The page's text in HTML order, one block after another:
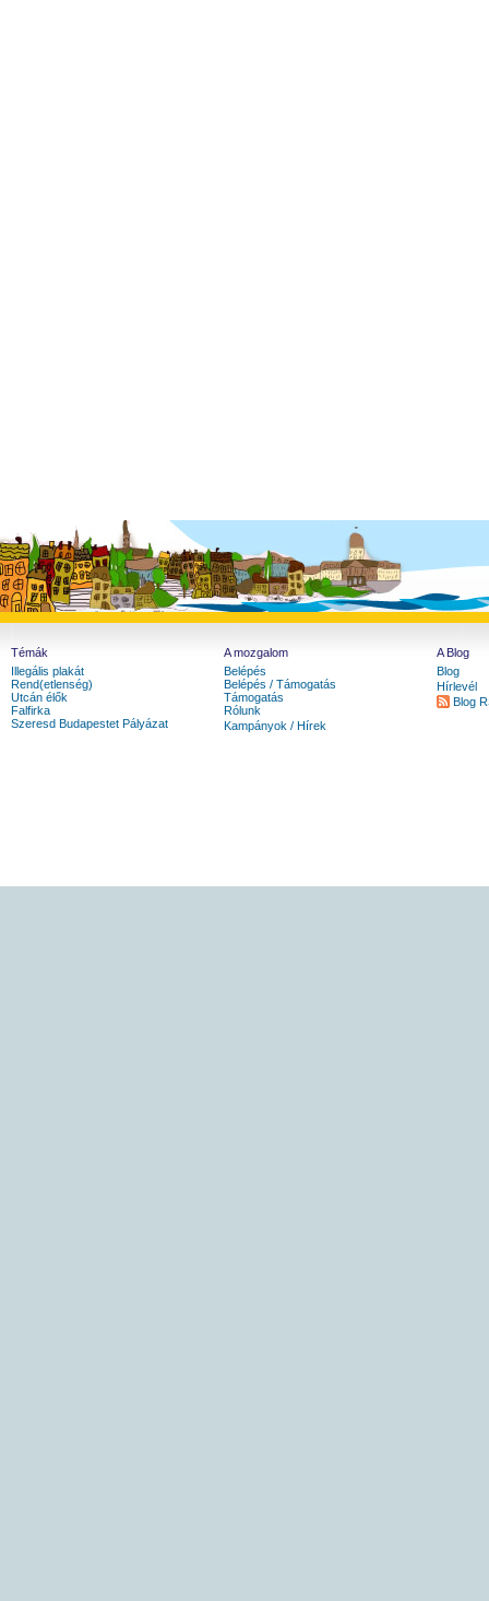
Témák
Illegális plakát
Rend(etlenség)
Utcán élők
Falfirka
Szeresd Budapestet Pályázat
A mozgalom
Belépés
Belépés / Támogatás
Támogatás
Rólunk
Kampányok / Hírek
A Blog
Blog
Hírlevél
Blog